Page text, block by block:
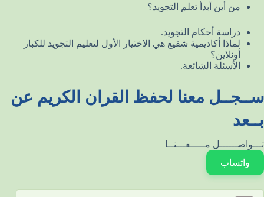
من أين أبدأ تعلم التجويد؟
دراسة أحكام التجويد.
لماذا أكاديمية شفيع هي الاختيار الأول لتعليم التجويد للكبار
أونلاين؟
الأسئلة الشائعة.
ســجــل معنا لحفظ القران الكريم عن
بــعد
تـــواصــــــل مـــــعـــنــا
واتساب